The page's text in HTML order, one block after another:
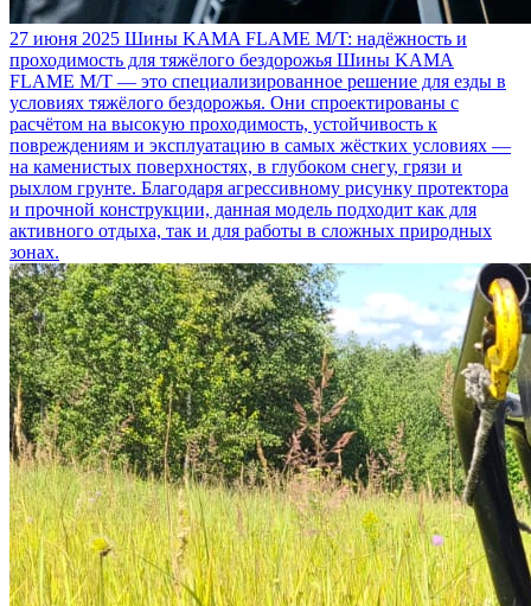
27 июня 2025 Шины KAMA FLAME M/T: надёжность и
проходимость для тяжёлого бездорожья Шины KAMA
FLAME M/T — это специализированное решение для езды в
условиях тяжёлого бездорожья. Они спроектированы с
расчётом на высокую проходимость, устойчивость к
повреждениям и эксплуатацию в самых жёстких условиях —
на каменистых поверхностях, в глубоком снегу, грязи и
рыхлом грунте. Благодаря агрессивному рисунку протектора
и прочной конструкции, данная модель подходит как для
активного отдыха, так и для работы в сложных природных
зонах.